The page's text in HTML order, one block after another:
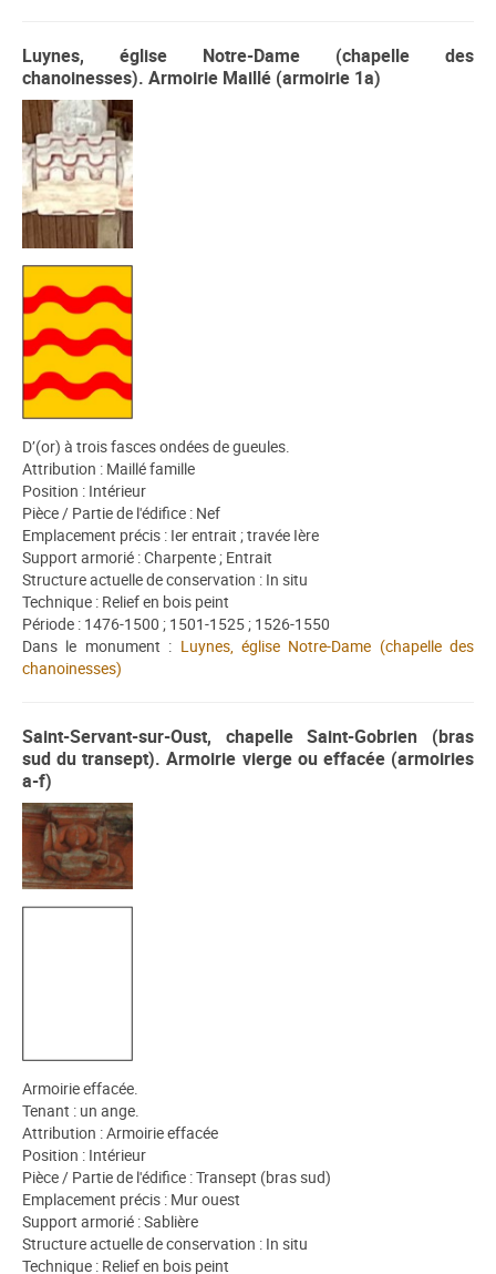
Luynes, église Notre-Dame (chapelle des
chanoinesses). Armoirie Maillé (armoirie 1a)
D’(or) à trois fasces ondées de gueules.
Attribution : Maillé famille
Position : Intérieur
Pièce / Partie de l'édifice : Nef
Emplacement précis : Ier entrait ; travée Ière
Support armorié : Charpente ; Entrait
Structure actuelle de conservation : In situ
Technique : Relief en bois peint
Période : 1476-1500 ; 1501-1525 ; 1526-1550
Dans le monument : Luynes, église Notre-Dame (chapelle des
chanoinesses)
Saint-Servant-sur-Oust, chapelle Saint-Gobrien (bras
sud du transept). Armoirie vierge ou effacée (armoiries
a-f)
Armoirie effacée.
Tenant : un ange.
Attribution : Armoirie effacée
Position : Intérieur
Pièce / Partie de l'édifice : Transept (bras sud)
Emplacement précis : Mur ouest
Support armorié : Sablière
Structure actuelle de conservation : In situ
Technique : Relief en bois peint